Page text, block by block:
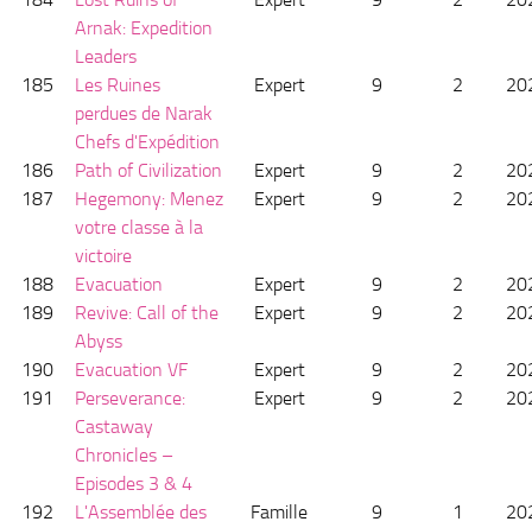
Arnak: Expedition
Leaders
185
Les Ruines
perdues de Narak
Chefs d'Expédition
Expert 9 2
186 Path of Civilization Expert 9 2
187
Hegemony: Menez
votre classe à la
victoire
Expert 9 2
188 Evacuation Expert 9 2
189
Revive: Call of the
Abyss
Expert 9 2
190 Evacuation VF Expert 9 2
191
Perseverance:
Castaway
Chronicles –
Episodes 3 & 4
Expert 9 2
192
L'Assemblée des
Famille 9 1